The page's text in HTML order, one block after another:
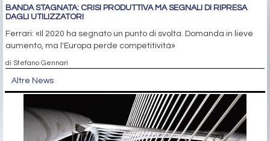
BANDA STAGNATA: CRISI PRODUTTIVA MA SEGNALI DI RIPRESA
DAGLI UTILIZZATORI
Ferrari: «Il 2020 ha segnato un punto di svolta. Domanda in lieve
aumento, ma l'Europa perde competitività»
di Stefano Gennari
Altre News